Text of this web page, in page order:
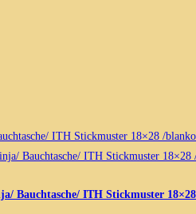
Bauchtasche/ ITH Stickmuster